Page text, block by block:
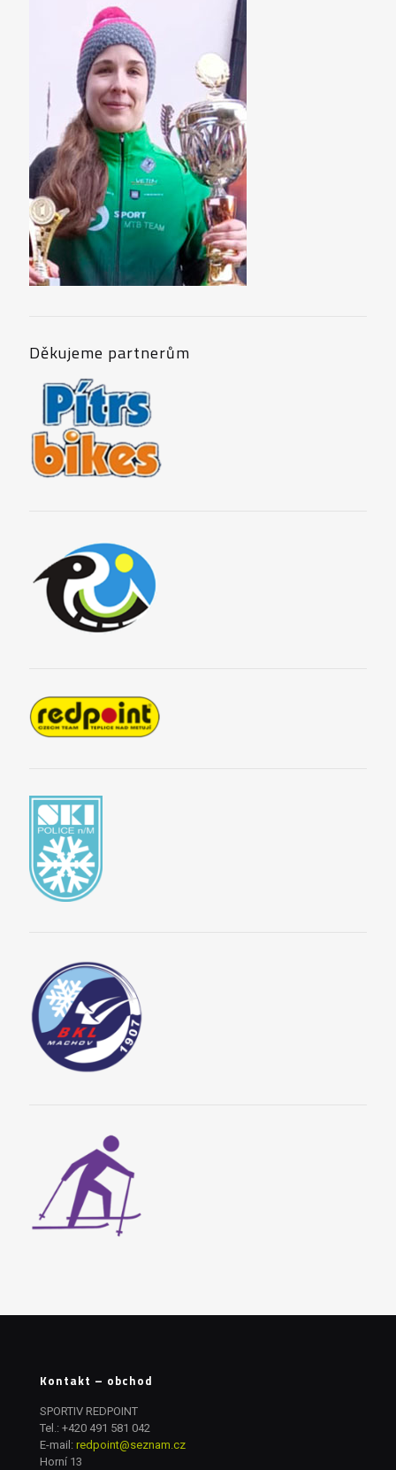
BIŠÍK 2013
BIŠÍK 2012
Děkujeme partnerům
Kontakt – obchod
SPORTIV REDPOINT
Tel.: +420 491 581 042
E-mail: redpoint@seznam.cz
Horní 13